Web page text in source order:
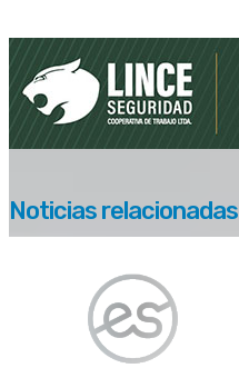
Noticias relacionadas